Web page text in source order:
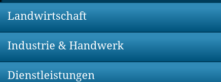
Landwirtschaft
Industrie & Handwerk
Dienstleistungen